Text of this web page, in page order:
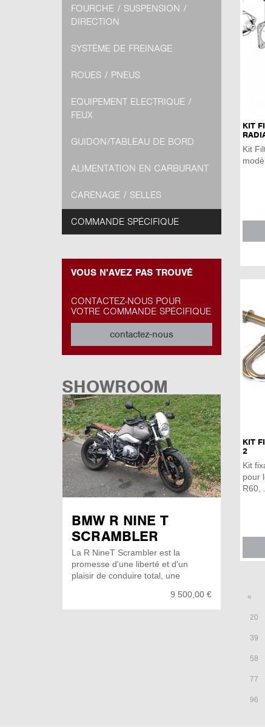
KIT
Kit
KIT
2
Kit
pour
R60, ...
«
20
39
58
77
96
FOURCHE / SUSPENSION /
DIRECTION
SYSTÈME DE FREINAGE
ROUES / PNEUS
EQUIPEMENT ELECTRIQUE /
FEUX
GUIDON/TABLEAU DE BORD
ALIMENTATION EN CARBURANT
CARÉNAGE / SELLES
COMMANDE SPÉCIFIQUE
VOUS N'AVEZ PAS TROUVÉ
CONTACTEZ-NOUS POUR
VOTRE COMMANDE SPÉCIFIQUE
contactez-nous
SHOWROOM
BMW R NINE T
SCRAMBLER
La R NineT Scrambler est la
promesse d'une liberté et d'un
plaisir de conduire total, une
tout, elle garde son concentré de
dynamisme à l'ouverture des gaz .
9 500,00 €